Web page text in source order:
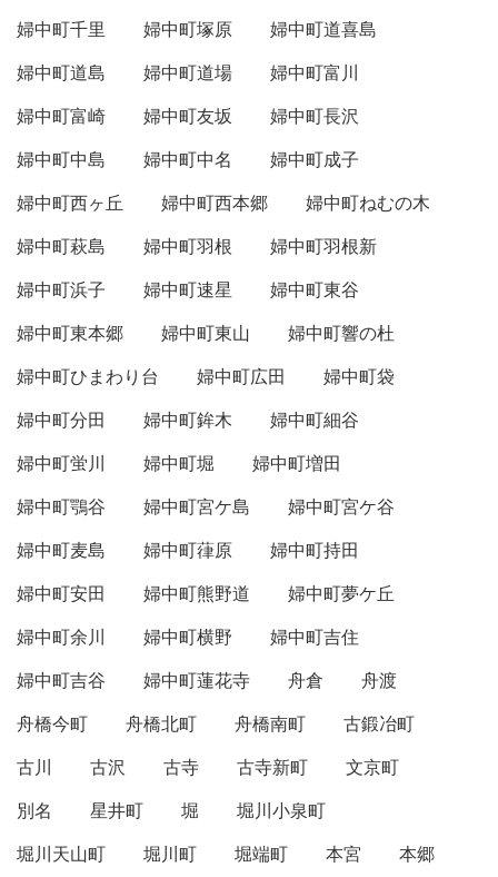
婦中町千里
婦中町塚原
婦中町道喜島
婦中町道島
婦中町道場
婦中町富川
婦中町富崎
婦中町友坂
婦中町長沢
婦中町中島
婦中町中名
婦中町成子
婦中町西ヶ丘
婦中町西本郷
婦中町ねむの木
婦中町萩島
婦中町羽根
婦中町羽根新
婦中町浜子
婦中町速星
婦中町東谷
婦中町東本郷
婦中町東山
婦中町響の杜
婦中町ひまわり台
婦中町広田
婦中町袋
婦中町分田
婦中町鉾木
婦中町細谷
婦中町蛍川
婦中町堀
婦中町増田
婦中町鶚谷
婦中町宮ケ島
婦中町宮ケ谷
婦中町麦島
婦中町葎原
婦中町持田
婦中町安田
婦中町熊野道
婦中町夢ケ丘
婦中町余川
婦中町横野
婦中町吉住
婦中町吉谷
婦中町蓮花寺 舟倉
舟渡
舟橋今町
舟橋北町 舟橋南町
古鍛冶町
古川
古沢 古寺 古寺新町
文京町
別名
星井町 堀
堀川小泉町
堀川天山町
堀川町 堀端町 本宮
本郷